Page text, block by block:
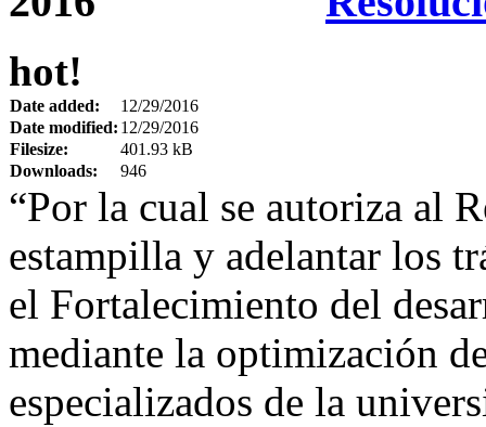
hot!
Date added:
12/29/2016
Date modified: 12/29/2016
Filesize:
401.93 kB
Downloads:
946
“Por la cual se autoriza al
estampilla y adelantar los
el Fortalecimiento del
mediante la optimización
especializados de la